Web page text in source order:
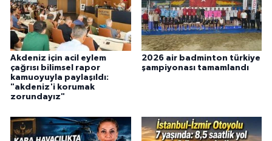
Akdeniz için acil eylem
çağrısı bilimsel rapor
kamuoyuyla paylaşıldı:
"akdeniz'i korumak
zorundayız"
2026 air badminton türkiye
şampiyonası tamamlandı